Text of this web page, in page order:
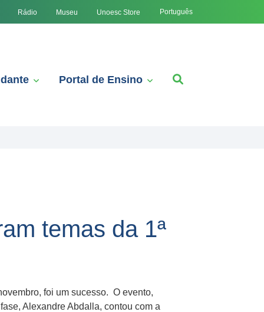
Rádio Museu Unoesc Store Português
Portal de Ensino
temas da 1ª
foi um sucesso. O evento​,
Alexandre Abdalla​, contou com a